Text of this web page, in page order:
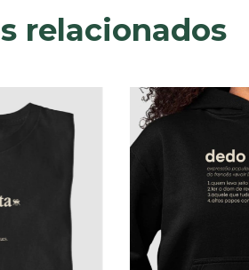
relacionados